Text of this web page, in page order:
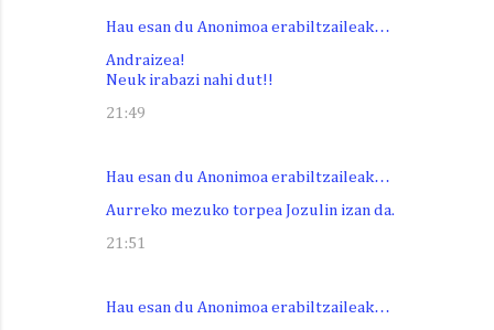
Hau esan du Anonimoa erabiltzaileak…
Andraizea!
Neuk irabazi nahi dut!!
21:49
Hau esan du Anonimoa erabiltzaileak…
Aurreko mezuko torpea Jozulin izan da.
21:51
Hau esan du Anonimoa erabiltzaileak…